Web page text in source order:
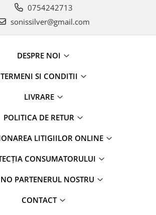
0754242713
sonissilver@gmail.com
DESPRE NOI
TERMENI SI CONDITII
LIVRARE
POLITICA DE RETUR
LITIGIILOR ONLINE
CONSUMATORULUI
PARTENERUL NOSTRU
CONTACT